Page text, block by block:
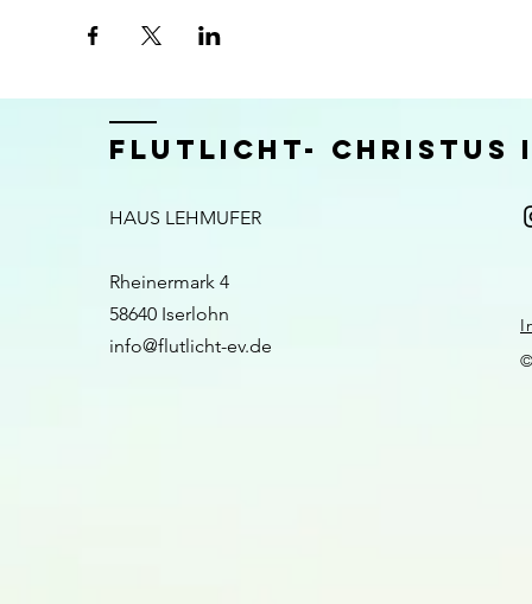
FLUTLICHT- CHRISTUS
HAUS LEHMUFER
Rheinermark 4
58640 Iserlohn​​
info@flutlicht-ev.de